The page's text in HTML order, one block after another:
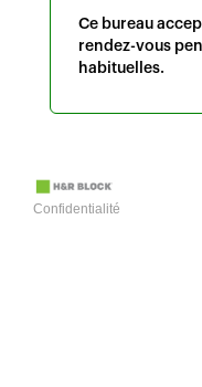
Ce bureau
rendez-vous
habituelles.
Confidentialité